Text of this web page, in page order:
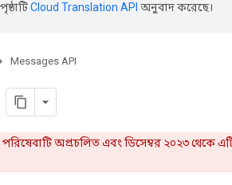
Cloud Translation API অনুবাদ করেছে।
Messages API
অপ্রচলিত এবং ডিসেম্বর ২০২৩ থেকে